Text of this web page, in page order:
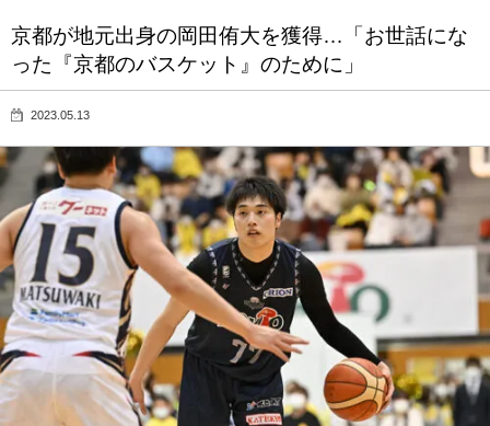
京都が地元出身の岡田侑大を獲得…「お世話にな
った『京都のバスケット』のために」
2023.05.13